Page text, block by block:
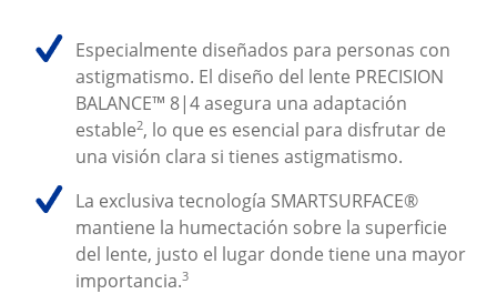
Especialmente diseñados para personas con
astigmatismo. El diseño del lente PRECISION
BALANCE™ 8|4 asegura una adaptación
estable2, lo que es esencial para disfrutar de
una visión clara si tienes astigmatismo.
La exclusiva tecnología SMARTSURFACE®
mantiene la humectación sobre la superficie
del lente, justo el lugar donde tiene una mayor
importancia.3